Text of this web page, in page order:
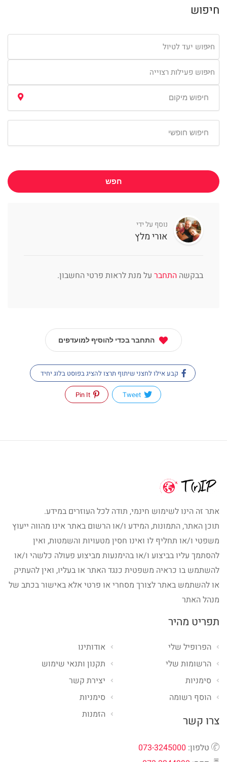
חיפוש
חיפוש יעד לטיול
חיפוש פעילות רצוייה
חפש
נוסף על ידי
אורי מלץ
בבקשה התחבר על מנת לראות פרטי החשבון.
התחבר בכדי להוסיף למועדפים
קבע אילו לחצני שיתוף תרצו להציג בפוסט בלוג יחיד
Tweet
Pin It
אתר זה הינו לשימוש חינמי, תודה לכל העוזרים במידע.
תוכן האתר, התמונות, המידע ו/או הרשום באתר אינו מהווה ייעוץ
משפטי ו/או תחליף לו ואינו חסין מטעויות והשמטות, ואין
להסתמך עליו בביצוע ו/או בהימנעות מביצוע פעולה כלשהי ו/או
להשתמש בו כראיה משפטית כנגד האתר או בעליו, ואין להעתיק
או להשתמש באתר לצורך מסחרי או פרטי אלא באישור בכתב של
מנהל האתר
תפריט מהיר
אודותינו
תקנון ותנאי שימוש
יצירת קשר
סימניות
הזמנות
הפרופיל שלי
הרשומות שלי
סימניות
הוסף רשומה
צרו קשר
טלפון: 073-3245000